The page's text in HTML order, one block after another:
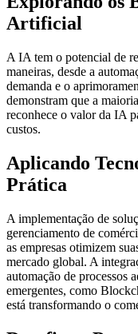
Artificial
A IA tem o potencial de
maneiras, desde a
demanda e o
demonstram que a
reconhece o valor da IA
custos.
Aplicando
Prática
A implementação de
gerenciamento de
as empresas otimizem
mercado global. A
automação de processos
emergentes, como
está transformando o